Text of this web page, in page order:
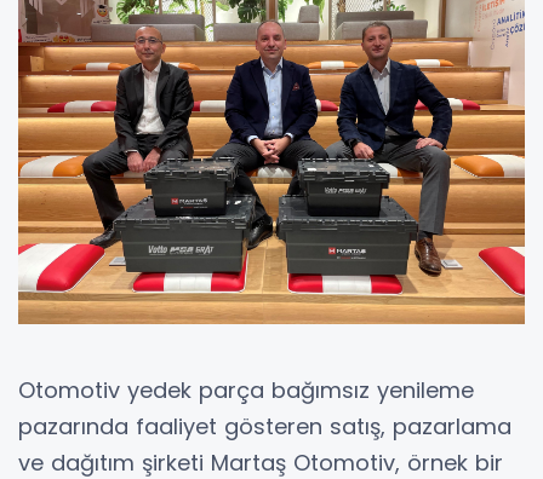
Otomotiv yedek parça bağımsız yenileme
pazarında faaliyet gösteren satış, pazarlama
ve dağıtım şirketi Martaş Otomotiv, örnek bir